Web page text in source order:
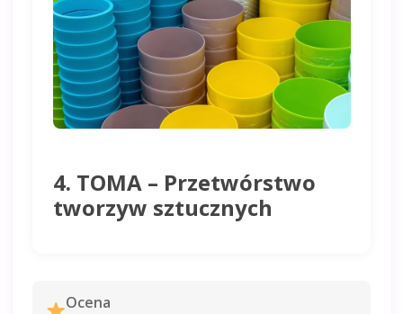
4. TOMA – Przetwórstwo
tworzyw sztucznych
Ocena